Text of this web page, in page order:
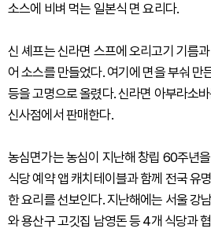
소스에 비벼 먹는 일본식 면 요리다.
신 셰프는 신라면 스프에 오리고기 기름
어 소스를 만들었다. 여기에 면을 부숴 만
등을 고명으로 올렸다. 신라면 아부라소
신사점에서 판매한다.
농심면가는 농심이 지난해 창립 60주년
식당 예약 앱 캐치테이블과 함께 전국 유
한 요리를 선보인다. 지난해에는 서울 강
와 용산구 고깃집 남영돈 등 4개 식당과